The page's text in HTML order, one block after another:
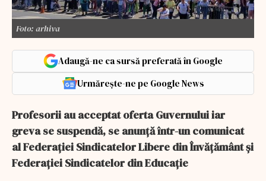
Foto: arhiva
Adaugă-ne ca sursă preferată în Google
Urmărește-ne pe Google News
Profesorii au acceptat oferta Guvernului iar
greva se suspendă, se anunță într-un comunicat
al Federației Sindicatelor Libere din Învățământ și
Federației Sindicatelor din Educație